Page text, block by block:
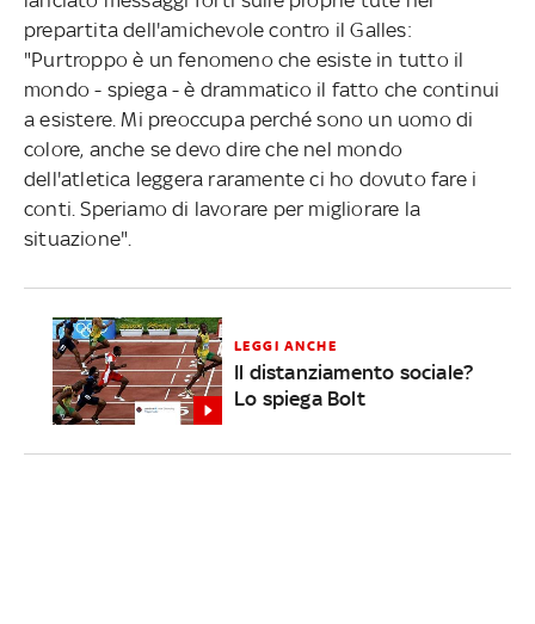
prepartita dell'amichevole contro il Galles:
"Purtroppo è un fenomeno che esiste in tutto il
mondo - spiega - è drammatico il fatto che continui
a esistere. Mi preoccupa perché sono un uomo di
colore, anche se devo dire che nel mondo
dell'atletica leggera raramente ci ho dovuto fare i
conti. Speriamo di lavorare per migliorare la
situazione".
LEGGI ANCHE
Il distanziamento sociale?
Lo spiega Bolt